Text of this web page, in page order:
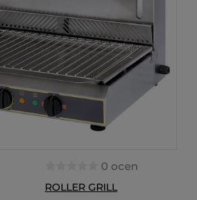
0 ocen
ROLLER GRILL